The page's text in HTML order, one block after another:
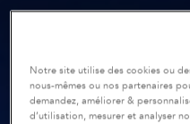
Notre site utilise des cookies ou
nous-mêmes ou nos partenaires
demandez, améliorer &
d’utilisation, mesurer et analyser